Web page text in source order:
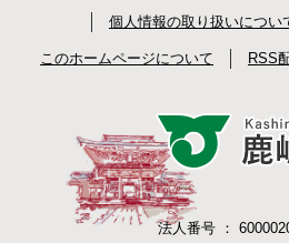
個人情報の取り扱いについ
このホームページについて RSS
法人番号 ：